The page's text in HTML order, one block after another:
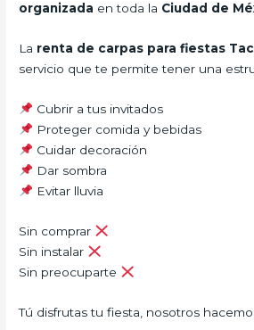
organizada en toda la Ciudad de
La renta de carpas para fiestas
servicio que te permite tener una
Cubrir a tus invitados
Proteger comida y bebidas
Cuidar decoración
Dar sombra
Evitar lluvia
Sin comprar
Sin instalar
Sin preocuparte
Tú disfrutas tu fiesta, nosotros